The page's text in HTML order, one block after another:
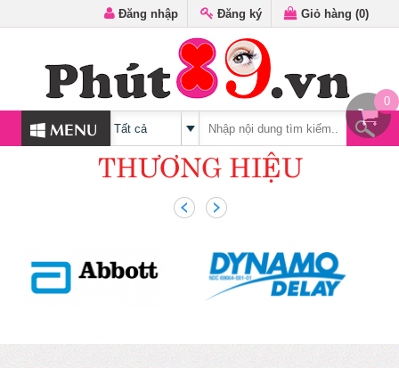
0
Đăng nhập Đăng ký Giỏ hàng (0)
MENU
THƯƠNG HIỆU